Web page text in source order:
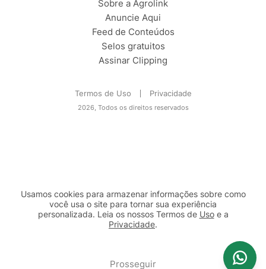
Sobre a Agrolink
Anuncie Aqui
Feed de Conteúdos
Selos gratuitos
Assinar Clipping
Termos de Uso Privacidade
2026, Todos os direitos reservados
Usamos cookies para armazenar informações sobre como
você usa o site para tornar sua experiência
personalizada. Leia os nossos Termos de Usoe a
Privacidade.
Prosseguir